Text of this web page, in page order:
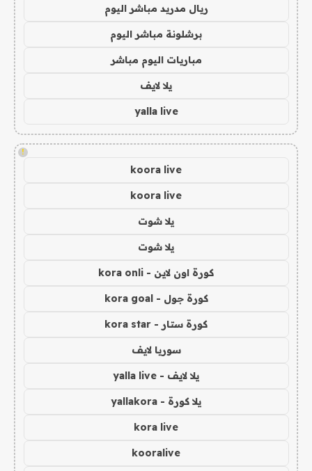
ريال مدريد مباشر اليوم
برشلونة مباشر اليوم
مباريات اليوم مباشر
يلا لايف
yalla live
!
koora live
koora live
يلا شوت
يلا شوت
كورة اون لاين - kora onli
كورة جول - kora goal
كورة ستار - kora star
سوريا لايف
يلا لايف - yalla live
يلا كورة - yallakora
kora live
kooralive